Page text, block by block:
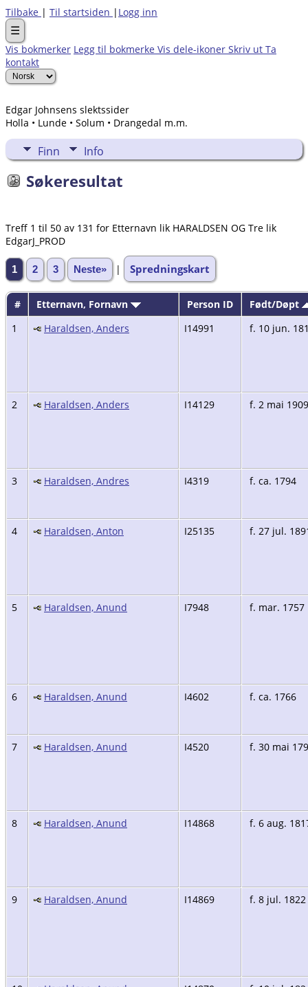
Tilbake | Til startsiden | Logg inn
☰
Vis bokmerker Legg til bokmerke Vis dele-ikoner Skriv ut Ta
kontakt
Edgar Johnsens slektssider
Holla • Lunde • Solum • Drangedal m.m.
Finn Info
Søkeresultat
Treff 1 til 50 av 131 for Etternavn lik HARALDSEN OG Tre lik
EdgarJ_PROD
1 2 3 Neste» | Spredningskart
# Etternavn, Fornavn Person ID
Født/Døpt
1
Haraldsen, Anders I14991 f. 10 jun.
2 Haraldsen, Anders I14129 f. 2 mai 1909
3 Haraldsen, Andres I4319 f. ca. 1794
4 Haraldsen, Anton I25135 f. 27 jul.
5 Haraldsen, Anund I7948 f. mar. 1757
6 Haraldsen, Anund I4602 f. ca. 1766
7 Haraldsen, Anund I4520 f. 30 mai
8 Haraldsen, Anund I14868 f. 6 aug.
9 Haraldsen, Anund I14869 f. 8 jul. 1822